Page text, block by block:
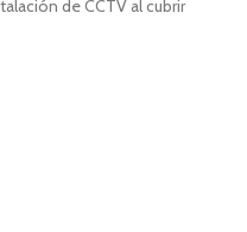
de CCTV al cubrir